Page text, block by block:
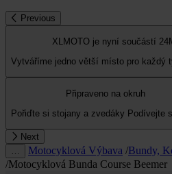
Previous
XLMOTO je nyní součástí
Vytváříme jedno větší místo pro každý
Připraveno na okruh
Pořiďte si stojany a zvedáky Podívejte
Next
Motocyklová Výbava /Bundy,
/Motocyklová Bunda Course Beemer